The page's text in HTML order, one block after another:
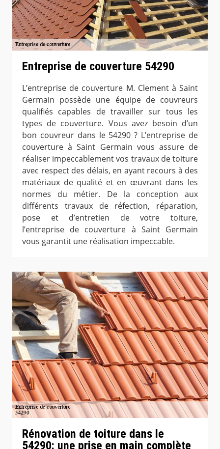
Entreprise de couverture 54290
L’entreprise de couverture M. Clement à Saint
Germain possède une équipe de couvreurs
qualifiés capables de travailler sur tous les
types de couverture. Vous avez besoin d’un
bon couvreur dans le 54290 ? L’entreprise de
couverture à Saint Germain vous assure de
réaliser impeccablement vos travaux de toiture
avec respect des délais, en ayant recours à des
matériaux de qualité et en œuvrant dans les
normes du métier. De la conception aux
différents travaux de réfection, réparation,
pose et d’entretien de votre toiture,
l’entreprise de couverture à Saint Germain
vous garantit une réalisation impeccable.
Rénovation de toiture dans le
54290: une prise en main complète